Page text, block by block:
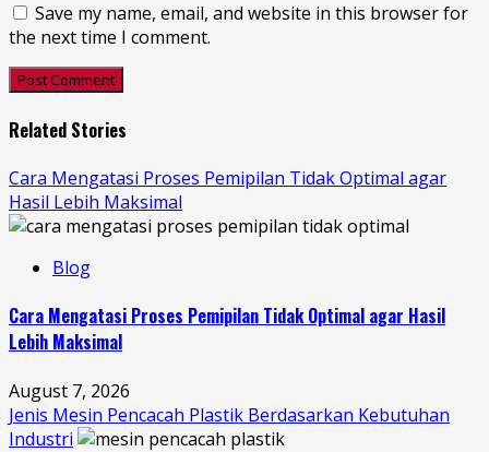
Save my name, email, and website in this browser for
the next time I comment.
Related Stories
Cara Mengatasi Proses Pemipilan Tidak Optimal agar
Hasil Lebih Maksimal
Blog
Cara Mengatasi Proses Pemipilan Tidak Optimal agar Hasil
Lebih Maksimal
August 7, 2026
Jenis Mesin Pencacah Plastik Berdasarkan Kebutuhan
Industri